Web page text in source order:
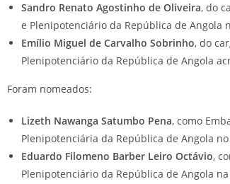
Sandro Renato Agostinho de Oliveira, do
e Plenipotenciário da República de Angola
Emílio Miguel de Carvalho Sobrinho, do
Plenipotenciário da República de Angola
Foram nomeados:
Lizeth Nawanga Satumbo Pena, como
Plenipotenciária da República de Angola no
Eduardo Filomeno Barber Leiro Octávio,
Plenipotenciário da República de Angola